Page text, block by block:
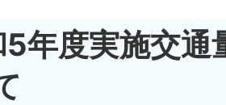
年度実施交通